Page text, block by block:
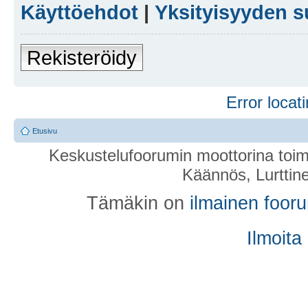
Käyttöehdot | Yksityisyyden
Rekisteröidy
Error
Etusivu
Keskustelufoorumin moottorina
Käännös,
Tämäkin on ilmainen